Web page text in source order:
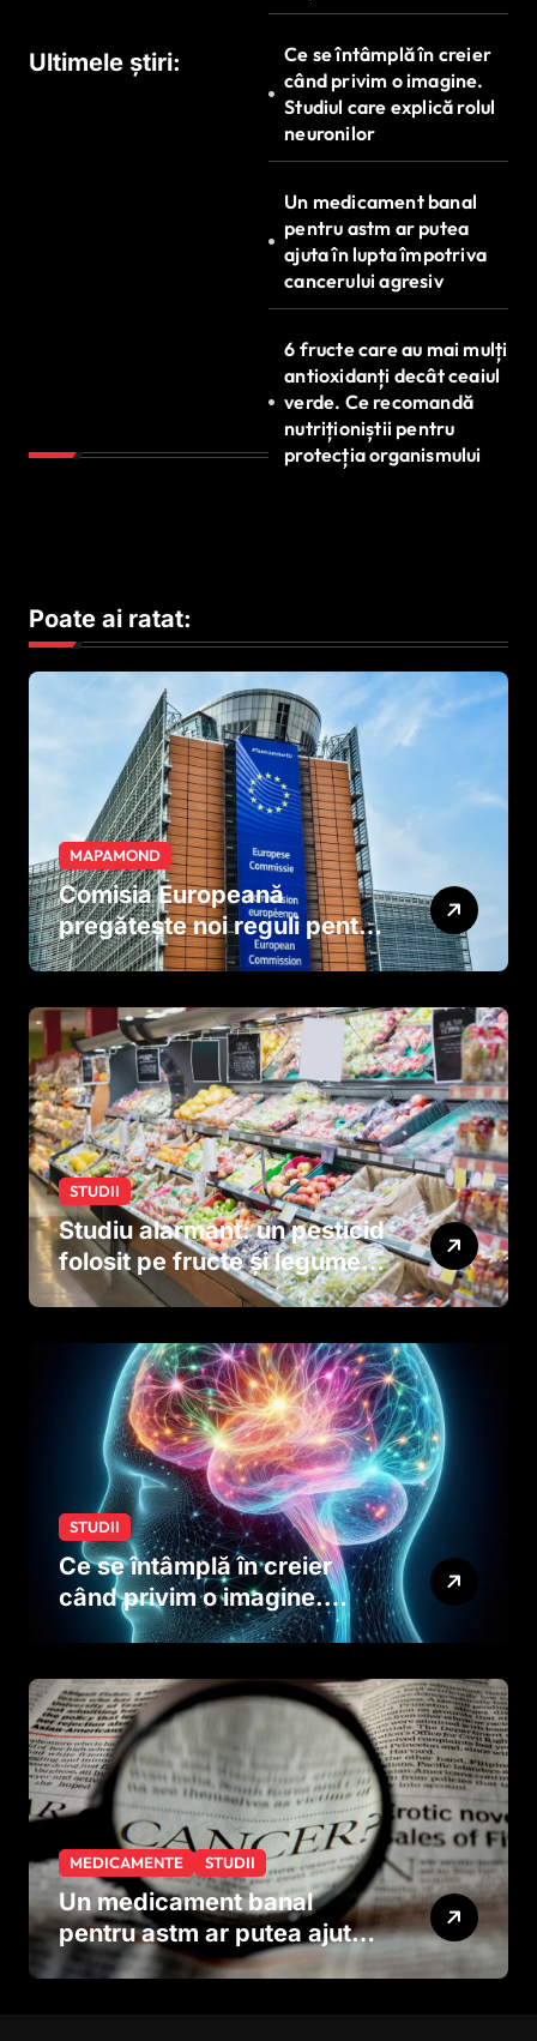
e
Ultimele știri:
Ce se întâmplă în creier
când privim o imagine.
Studiul care explică rolul
neuronilor
Un medicament banal
pentru astm ar putea
ajuta în lupta împotriva
cancerului agresiv
6 fructe care au mai mulți
antioxidanți decât ceaiul
verde. Ce recomandă
nutriționiștii pentru
protecția organismului
Poate ai ratat:
MAPAMOND
Comisia Europeană
pregătește noi reguli pentru
tutun și țigările electronice
STUDII
Studiu alarmant: un pesticid
folosit pe fructe și legume
ar putea afecta dezvoltarea
dinainte de naștere
STUDII
Ce se întâmplă în creier
când privim o imagine.
Studiul care explică rolul
MEDICAMENTE STUDII
Un medicament banal
pentru astm ar putea ajuta
în lupta împotriva